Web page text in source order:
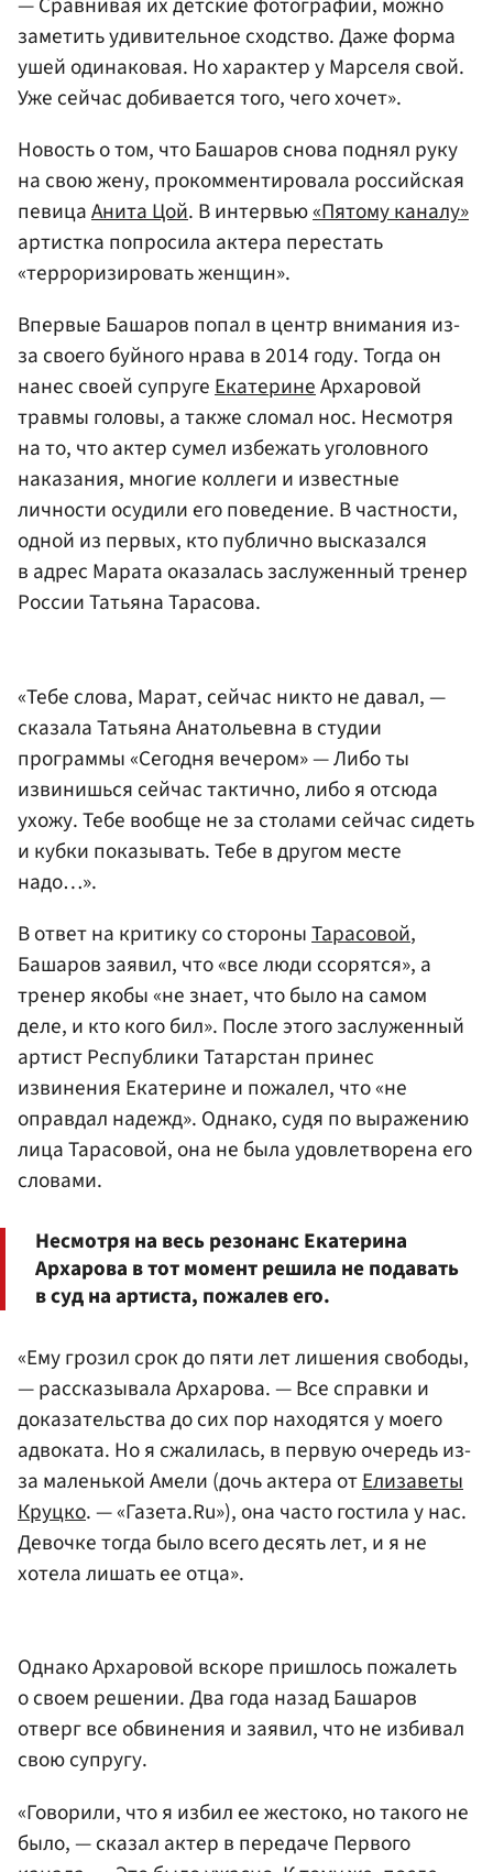
заметить удивительное сходство. Даже форма
ушей одинаковая. Но характер у Марселя свой.
Уже сейчас добивается того, чего хочет».
Новость о том, что Башаров снова поднял руку
на свою жену, прокомментировала российская
певицаАнита Цой. В интервью«Пятому каналу»
артистка попросила актера перестать
«терроризировать женщин».
Впервые Башаров попал в центр внимания из-
за своего буйного нрава в 2014 году. Тогда он
нанес своей супругеЕкатеринеАрхаровой
травмы головы, а также сломал нос. Несмотря
на то, что актер сумел избежать уголовного
наказания, многие коллеги и известные
личности осудили его поведение. В частности,
одной из первых, кто публично высказался
в адрес Марата оказалась заслуженный тренер
России Татьяна Тарасова.
«Тебе слова, Марат, сейчас никто не давал, —
сказала Татьяна Анатольевна в студии
программы «Сегодня вечером» — Либо ты
извинишься сейчас тактично, либо я отсюда
ухожу. Тебе вообще не за столами сейчас сидеть
и кубки показывать. Тебе в другом месте
надо…».
В ответ на критику со стороныТарасовой,
Башаров заявил, что «все люди ссорятся», а
тренер якобы «не знает, что было на самом
деле, и кто кого бил». После этого заслуженный
артист Республики Татарстан принес
извинения Екатерине и пожалел, что «не
оправдал надежд». Однако, судя по выражению
лица Тарасовой, она не была удовлетворена его
словами.
Несмотря на весь резонанс Екатерина
Архарова в тот момент решила не подавать
в суд на артиста, пожалев его.
«Ему грозил срок до пяти лет лишения свободы,
— рассказывала Архарова. — Все справки и
доказательства до сих пор находятся у моего
адвоката. Но я сжалилась, в первую очередь из-
за маленькой Амели (дочь актера отЕлизаветы
Круцко. — «Газета.Ru»), она часто гостила у нас.
Девочке тогда было всего десять лет, и я не
хотела лишать ее отца».
Однако Архаровой вскоре пришлось пожалеть
о своем решении. Два года назад Башаров
отверг все обвинения и заявил, что не избивал
свою супругу.
«Говорили, что я избил ее жестоко, но такого не
было, — сказал актер в передаче Первого